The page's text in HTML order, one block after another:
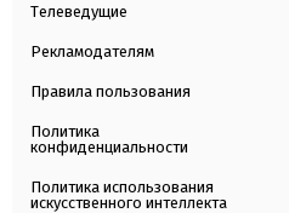
Телеведущие
Рекламодателям
Правила пользования
Политика
конфиденциальности
Политика использования
искусственного интеллекта